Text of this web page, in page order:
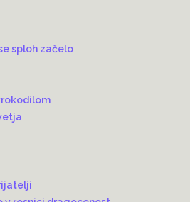
sploh začelo